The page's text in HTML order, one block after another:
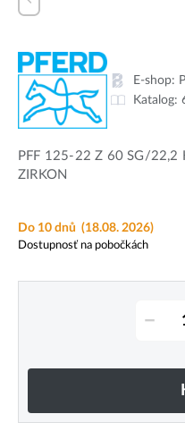
E-shop:
Katalog:
PFF 125-22 Z 60 SG/22,2
ZIRKON
Do 10 dnů (18.08. 2026)
Dostupnosť na pobočkách
–